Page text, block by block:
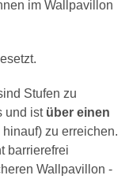
im Wallpavillon
Stufen zu
und ist über einen
zu erreichen.
barrierefrei
Wallpavillon -